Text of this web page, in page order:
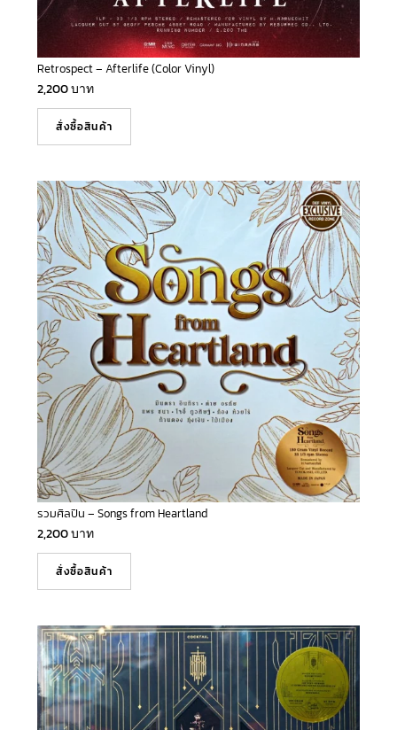
Retrospect – Afterlife (Color Vinyl)
2,200บาท
สั่งซื้อสินค้า
รวมศิลปิน – Songs from Heartland
2,200บาท
สั่งซื้อสินค้า